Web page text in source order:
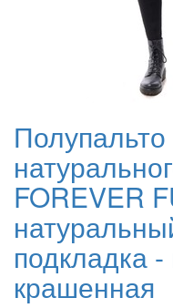
FOREVER
подкладка
крашенная